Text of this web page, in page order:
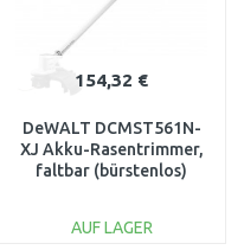
154,32 €
DeWALT DCMST561N-
XJ Akku-Rasentrimmer,
faltbar (bürstenlos)
AUF LAGER